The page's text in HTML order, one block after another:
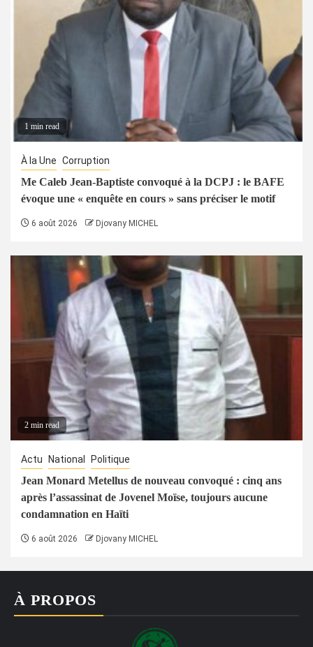
1 min read
À la Une Corruption
Me Caleb Jean-Baptiste convoqué à la DCPJ : le BAFE
évoque une « enquête en cours » sans préciser le motif
6 août 2026 Djovany MICHEL
2 min read
Actu National Politique
Jean Monard Metellus de nouveau convoqué : cinq ans
après l’assassinat de Jovenel Moïse, toujours aucune
condamnation en Haïti
6 août 2026 Djovany MICHEL
À PROPOS